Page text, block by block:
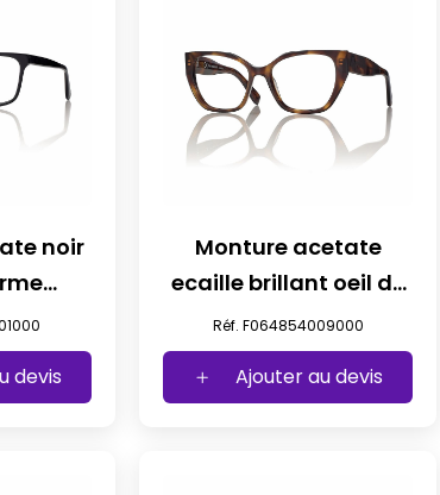
noir
devis
Monture acetate
ecaille brillant oeil de
chat t54
Réf. F064854009000
Ajouter au devis